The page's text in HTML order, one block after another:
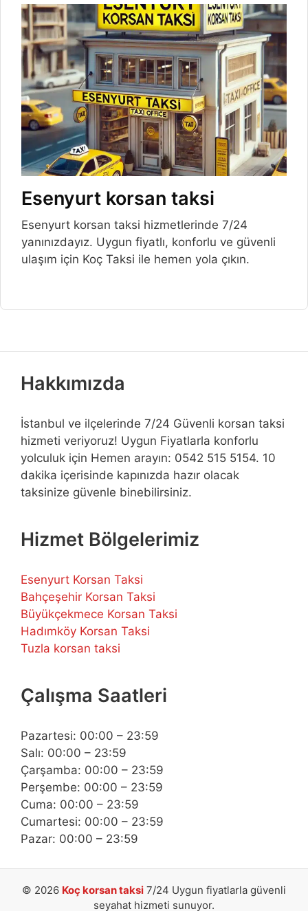
Esenyurt korsan taksi
Esenyurt korsan taksi hizmetlerinde 7/24
yanınızdayız. Uygun fiyatlı, konforlu ve güvenli
ulaşım için Koç Taksi ile hemen yola çıkın.
Hakkımızda
İstanbul ve ilçelerinde 7/24 Güvenli korsan taksi
hizmeti veriyoruz! Uygun Fiyatlarla konforlu
yolculuk için Hemen arayın: 0542 515 5154. 10
dakika içerisinde kapınızda hazır olacak
taksinize güvenle binebilirsiniz.
Hizmet Bölgelerimiz
Esenyurt Korsan Taksi
Bahçeşehir Korsan Taksi
Büyükçekmece Korsan Taksi
Hadımköy Korsan Taksi
Tuzla korsan taksi
Çalışma Saatleri
Pazartesi: 00:00 – 23:59
Salı: 00:00 – 23:59
Çarşamba: 00:00 – 23:59
Perşembe: 00:00 – 23:59
Cuma: 00:00 – 23:59
Cumartesi: 00:00 – 23:59
Pazar: 00:00 – 23:59
© 2026 Koç korsan taksi 7/24 Uygun fiyatlarla güvenli
seyahat hizmeti sunuyor.